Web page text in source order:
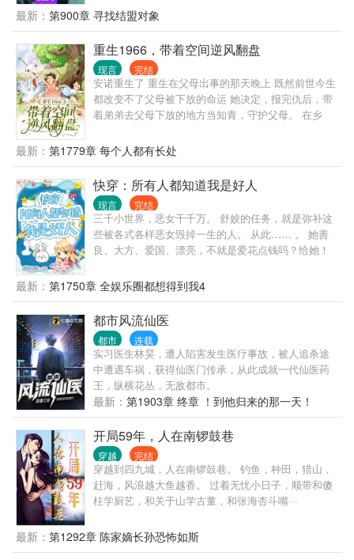
最新： 第900章 寻找结盟对象
重生1966，带着空间逆风翻盘
现言 完结
安诺重生了 重生在父母出事的那天晚上 既然前世今生
都改变不了父母被下放的命运 她决定，报完仇后，带
着弟弟去父母下放的地方当知青，守护父母。 在乡
风生水起。
最新： 第1779章 每个人都有长处
快穿：所有人都知道我是好人
现言 完结
三千小世界，恶女千千万。 舒姣的任务，就是弥补这
些被各式各样恶女毁掉一生的人。 从此…… 。 她善
良、大方、爱国、漂亮，不就是爱花点钱吗？给她！
能撒谎呢？ 。 假名媛？不，她就是真名媛！ …… 简
介无能，请看正文√ 注：并非全是爱情故事，架空文
学，喜欢咱就看，不喜欢就退，小可爱们手下留情呀~
最新： 第1750章 全娱乐圈都想得到我4
都市风流仙医
都市 连载
实习医生林昊，遭人陷害发生医疗事故，被人追杀途
中遭遇车祸，获得仙医门传承，从此成就一代仙医药
王，纵横花丛，无敌都市。
最新： 第1903章 终章 ！到他归来的那一天！
开局59年，人在南锣鼓巷
穿越 完结
穿越到四九城，人在南锣鼓巷。 钓鱼，种田，猎山，
赶海，风浪越大鱼越香。 过着无忧小日子，顺带和傻
柱学厨艺，和关于山学古董，和张海杏斗嘴···
最新： 第1292章 陈家嫡长孙恐怖如斯